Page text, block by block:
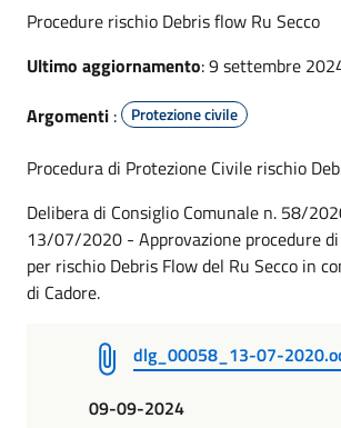
Procedure rischio Debris flow Ru Secco
Ultimo aggiornamento: 9 settembre
Argomenti : Protezione civile
Procedura di Protezione Civile rischio
Delibera di Consiglio Comunale n. 58/
13/07/2020 - Approvazione procedure
per rischio Debris Flow del Ru Secco in
di Cadore.
dlg_00058_13-07-
09-09-2024